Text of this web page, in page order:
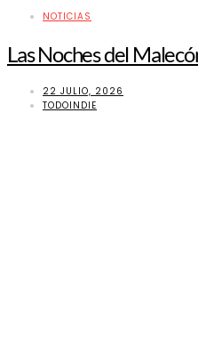
NOTICIAS
Las Noches del
22 JULIO, 2026
TODOINDIE